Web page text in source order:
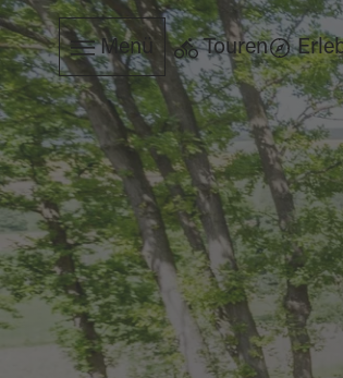
Menü Touren